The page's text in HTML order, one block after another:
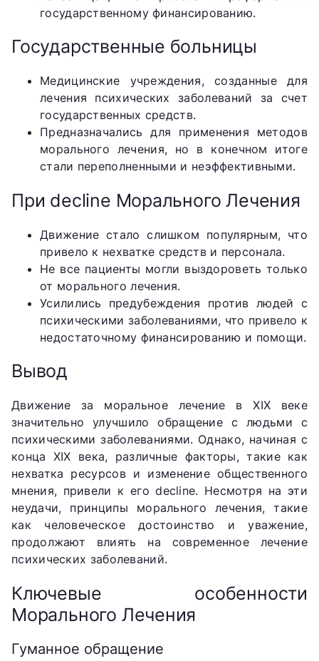
государственному финансированию.
Государственные больницы
Медицинские учреждения, созданные для
лечения психических заболеваний за счет
государственных средств.
Предназначались для применения методов
морального лечения, но в конечном итоге
стали переполненными и неэффективными.
При decline Морального Лечения
Движение стало слишком популярным, что
привело к нехватке средств и персонала.
Не все пациенты могли выздороветь только
от морального лечения.
Усилились предубеждения против людей с
психическими заболеваниями, что привело к
недостаточному финансированию и помощи.
Вывод
Движение за моральное лечение в XIX веке
значительно улучшило обращение с людьми с
психическими заболеваниями. Однако, начиная с
конца XIX века, различные факторы, такие как
нехватка ресурсов и изменение общественного
мнения, привели к его decline. Несмотря на эти
неудачи, принципы морального лечения, такие
как человеческое достоинство и уважение,
продолжают влиять на современное лечение
психических заболеваний.
Ключевые особенности
Морального Лечения
Гуманное обращение